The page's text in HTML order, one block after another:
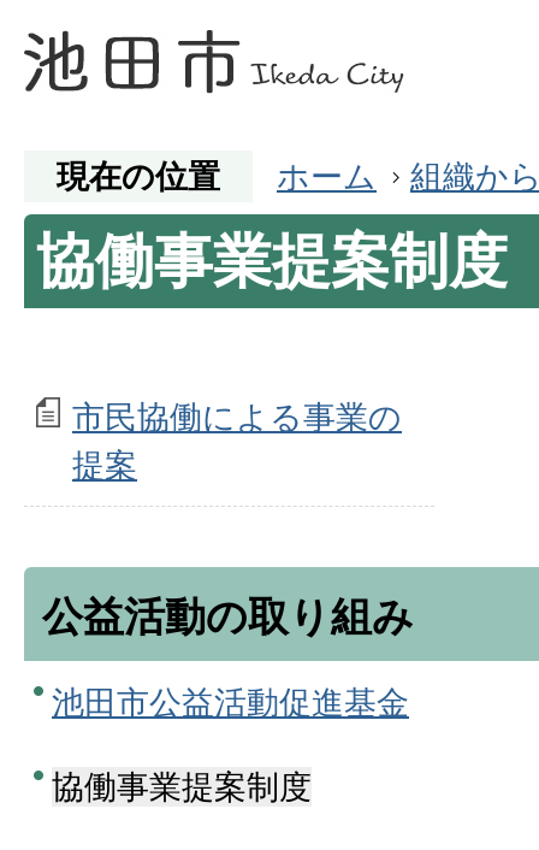
現在の位置 ホーム 組織か
協働事業提案制度
市民協働による事業の
提案
公益活動の取り組み
池田市公益活動促進基金
協働事業提案制度